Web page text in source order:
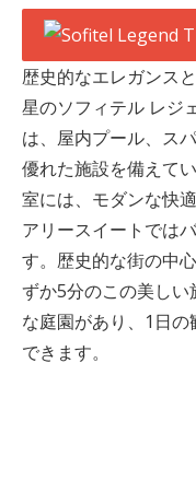
歴史的なエレガンス
星のソフィテル レジ
は、屋内プール、ス
優れた施設を備えて
室には、モダンな快
アリースイートでは
す。歴史的な街の中
ずか5分のこの美し
な庭園があり、1日
できます。